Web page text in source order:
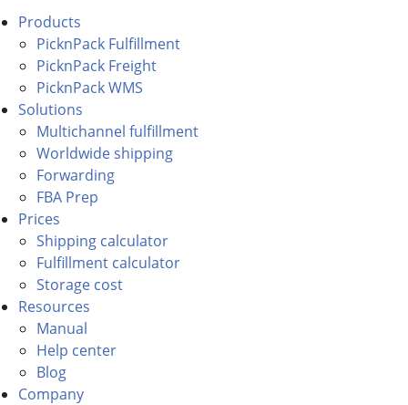
Products
PicknPack Fulfillment
PicknPack Freight
PicknPack WMS
Solutions
Multichannel fulfillment
Worldwide shipping
Forwarding
FBA Prep
Prices
Shipping calculator
Fulfillment calculator
Storage cost
Resources
Manual
Help center
Blog
Company